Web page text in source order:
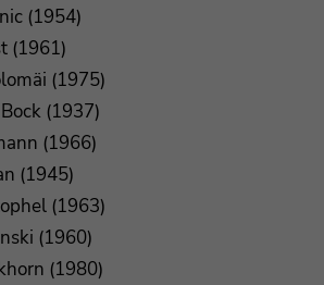
(1954)
(1961)
(1975)
(1937)
(1966)
(1945)
(1963)
(1960)
(1980)